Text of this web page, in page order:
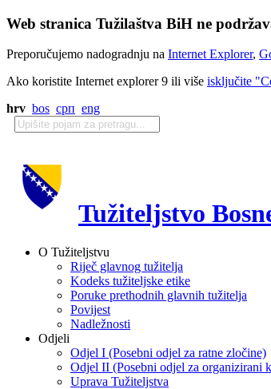
Web stranica Tužilaštva BiH ne
Preporučujemo nadogradnju na Internet Explorer,
Ako koristite Internet explorer 9 ili više isključite
hrv bos срп eng
Tužiteljstvo
O Tužiteljstvu
Riječ glavnog tužitelja
Kodeks tužiteljske etike
Poruke prethodnih glavnih tužitelja
Povijest
Nadležnosti
Odjeli
Odjel I (Posebni odjel za ratne zločine)
Odjel II (Posebni odjel za organizirani
Uprava Tužiteljstva